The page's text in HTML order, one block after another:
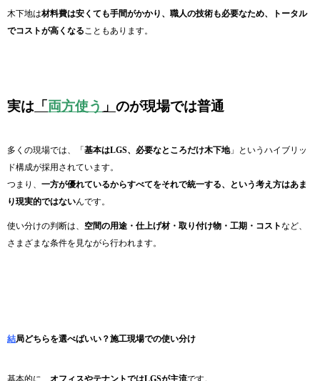
木下地は材料費は安くても手間がかかり、職人の技術も必要なため、トータル
でコストが高くなることもあります。
実は 「 両方使う 」 のが現場では普通
多くの現場では、「 基本はLGS、必要なところだけ木下地」というハイブリッ
ド構成が採用されています。
つまり、 一方が優れているからすべてをそれで統一する、という考え方はあま
り現実的ではないんです。
使い分けの判断は、 空間の用途・仕上げ材・取り付け物・工期・コストなど、
さまざまな条件を見ながら行われます。
結局どちらを選べばいい？施工現場での使い分け